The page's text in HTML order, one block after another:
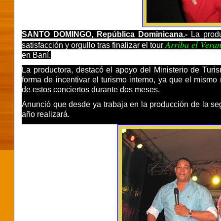
SANTO DOMINGO, República Dominicana.- La
satisfacción y orgullo tras finalizar el tour Arriba el
en Baní.
La productora, destacó el apoyo del Ministerio de
forma de incentivar el turismo interno, ya que el
de estos conciertos durante dos meses.
Anunció que desde ya trabaja en la producción de la
año realizará.